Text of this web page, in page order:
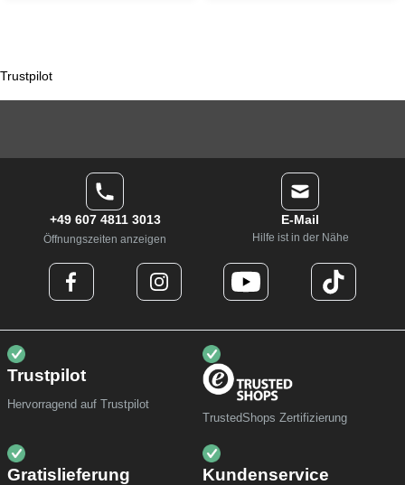
Trustpilot
+49 607 4811 3013
Öffnungszeiten anzeigen
E-Mail
Hilfe ist in der Nähe
Trustpilot
Hervorragend auf Trustpilot
TrustedShops Zertifizierung
Gratislieferung Kundenservice